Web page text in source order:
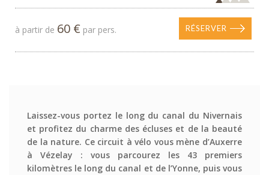
à partir de 60 € par pers. RÉSERVER
Laissez-vous portez le long du canal du Nivernais
et profitez du charme des écluses et de la beauté
de la nature. Ce circuit à vélo vous mène d’Auxerre
à Vézelay : vous parcourez les 43 premiers
kilomètres le long du canal et de l’Yonne, puis vous